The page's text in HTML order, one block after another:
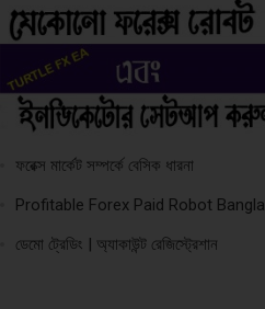
ফরেক্স মার্কেট সম্পর্কে বেসিক ধারনা
Profitable Forex Paid Robot Bangla
ডেমো ট্রেডিং | অ্যাকাউন্ট রেজিস্ট্রেশান